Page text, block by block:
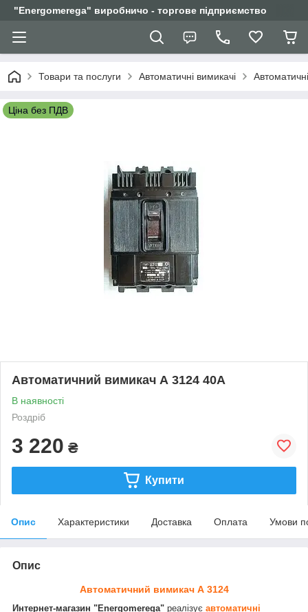
"Еnergomerega" виробничо - торгове підприємство
Товари та послуги Автоматичні вимикачі
Ціна без ПДВ
Автоматичний вимикач А 3124 40А
В наявності
Роздріб
3 220 ₴
Купити
Опис Характеристики Доставка Оплата Умови
Опис
Автоматичний вимикач А 3124
Интернет-магазин "Energomerega" реалізує автоматичні